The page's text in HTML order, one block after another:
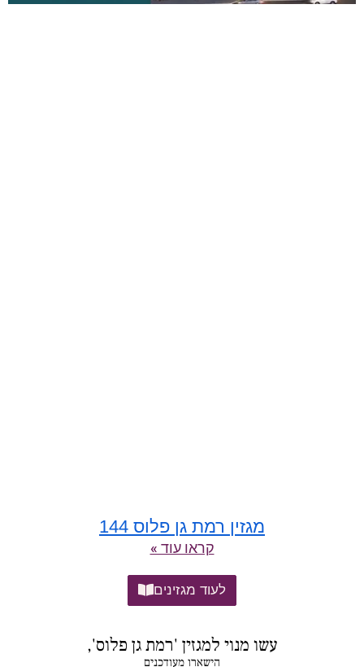
מגזין רמת גן פלוס 144
קראו עוד »
לעוד מגזינים
עשו מנוי למגזין 'רמת גן פלוס',
הישארו מעודכנים